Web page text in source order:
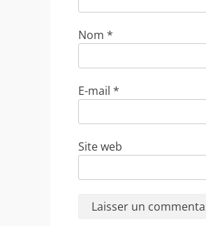
Nom *
E-mail *
Site web